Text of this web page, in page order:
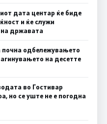
дата центар ќе биде
и ќе служи
на државата
почна одбележувањето
на десетте
во Гостивар
но се уште не е погодна